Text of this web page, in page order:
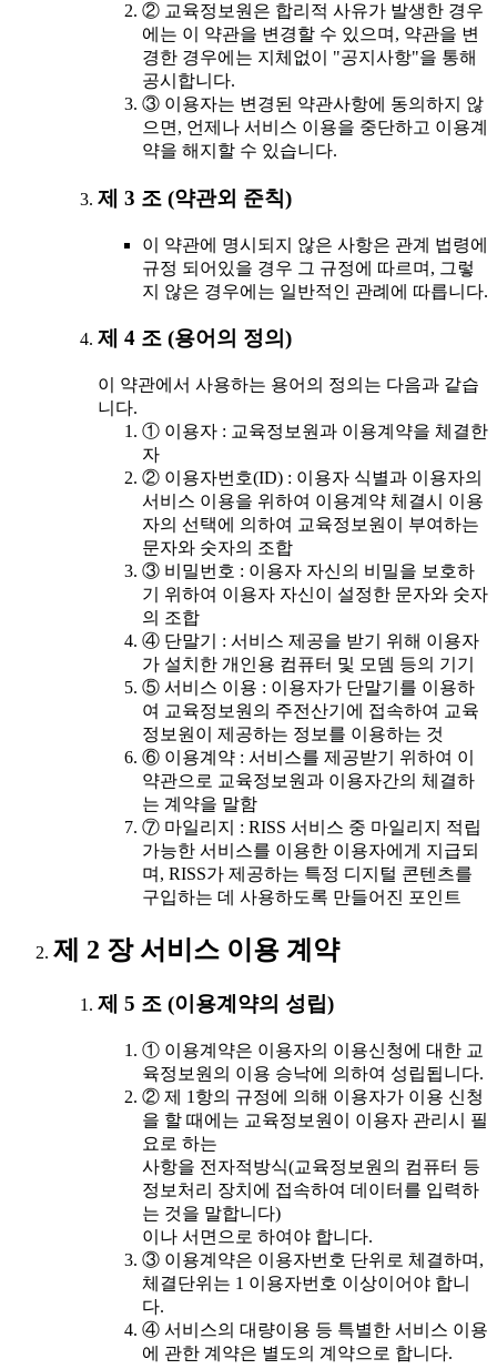
② 교육정보원은 합리적 사유가 발생한 경우
에는 이 약관을 변경할 수 있으며, 약관을 변
경한 경우에는 지체없이 "공지사항"을 통해
공시합니다.
③ 이용자는 변경된 약관사항에 동의하지 않
으면, 언제나 서비스 이용을 중단하고 이용계
약을 해지할 수 있습니다.
제 3 조 (약관외 준칙)
이 약관에 명시되지 않은 사항은 관계 법령에
규정 되어있을 경우 그 규정에 따르며, 그렇
지 않은 경우에는 일반적인 관례에 따릅니다.
제 4 조 (용어의 정의)
이 약관에서 사용하는 용어의 정의는 다음과 같습
니다.
① 이용자 : 교육정보원과 이용계약을 체결한
자
② 이용자번호(ID) : 이용자 식별과 이용자의
서비스 이용을 위하여 이용계약 체결시 이용
자의 선택에 의하여 교육정보원이 부여하는
문자와 숫자의 조합
③ 비밀번호 : 이용자 자신의 비밀을 보호하
기 위하여 이용자 자신이 설정한 문자와 숫자
의 조합
④ 단말기 : 서비스 제공을 받기 위해 이용자
가 설치한 개인용 컴퓨터 및 모뎀 등의 기기
⑤ 서비스 이용 : 이용자가 단말기를 이용하
여 교육정보원의 주전산기에 접속하여 교육
정보원이 제공하는 정보를 이용하는 것
⑥ 이용계약 : 서비스를 제공받기 위하여 이
약관으로 교육정보원과 이용자간의 체결하
는 계약을 말함
⑦ 마일리지 : RISS 서비스 중 마일리지 적립
가능한 서비스를 이용한 이용자에게 지급되
며, RISS가 제공하는 특정 디지털 콘텐츠를
구입하는 데 사용하도록 만들어진 포인트
제 2 장 서비스 이용 계약
제 5 조 (이용계약의 성립)
① 이용계약은 이용자의 이용신청에 대한 교
육정보원의 이용 승낙에 의하여 성립됩니다.
② 제 1항의 규정에 의해 이용자가 이용 신청
을 할 때에는 교육정보원이 이용자 관리시 필
요로 하는
사항을 전자적방식(교육정보원의 컴퓨터 등
정보처리 장치에 접속하여 데이터를 입력하
는 것을 말합니다)
이나 서면으로 하여야 합니다.
③ 이용계약은 이용자번호 단위로 체결하며,
체결단위는 1 이용자번호 이상이어야 합니
다.
④ 서비스의 대량이용 등 특별한 서비스 이용
에 관한 계약은 별도의 계약으로 합니다.